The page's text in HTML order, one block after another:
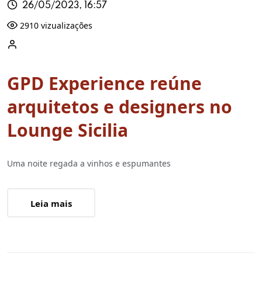
26/05/2023, 16:57
2910 vizualizações
GPD Experience reúne
arquitetos e designers no
Lounge Sicilia
Uma noite regada a vinhos e espumantes
Leia mais